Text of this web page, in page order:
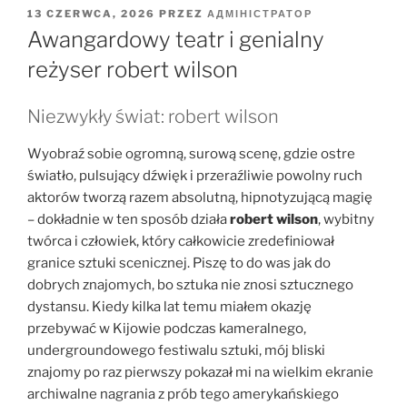
OPUBLIKOWANE
W
13 CZERWCA, 2026 PRZEZ АДМІНІСТРАТОР
Awangardowy teatr i genialny
reżyser robert wilson
Niezwykły świat: robert wilson
Wyobraź sobie ogromną, surową scenę, gdzie ostre
światło, pulsujący dźwięk i przeraźliwie powolny ruch
aktorów tworzą razem absolutną, hipnotyzującą magię
– dokładnie w ten sposób działarobert wilson, wybitny
twórca i człowiek, który całkowicie zredefiniował
granice sztuki scenicznej. Piszę to do was jak do
dobrych znajomych, bo sztuka nie znosi sztucznego
dystansu. Kiedy kilka lat temu miałem okazję
przebywać w Kijowie podczas kameralnego,
undergroundowego festiwalu sztuki, mój bliski
znajomy po raz pierwszy pokazał mi na wielkim ekranie
archiwalne nagrania z prób tego amerykańskiego